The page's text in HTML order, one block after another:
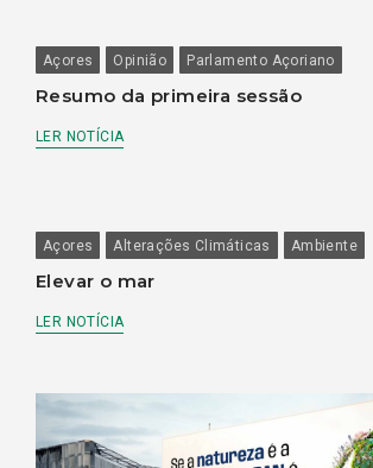
Açores Opinião Parlamento Açoriano
Resumo da primeira sessão
LER NOTÍCIA
Açores Alterações Climáticas Ambiente
Elevar o mar
LER NOTÍCIA